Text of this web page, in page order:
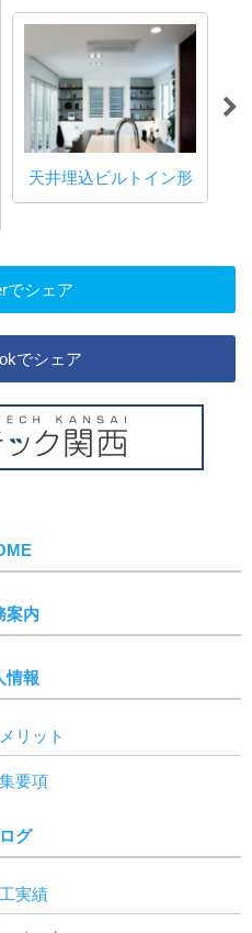
天井埋込ビルトイン形
でシェア
でシェア
案内
情報
リット
要項
グ
実績